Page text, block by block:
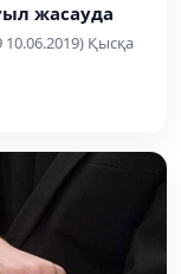
жасауда
Қысқа